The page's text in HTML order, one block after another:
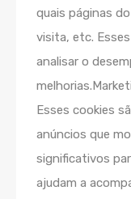
quais páginas
visita, etc.
analisar o
Esses cookies
anúncios que
significativos
ajudam a